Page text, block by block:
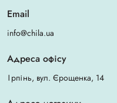
Email
info@chila.ua
Адреса офісу
Ірпінь, вул. Єрощенка, 14